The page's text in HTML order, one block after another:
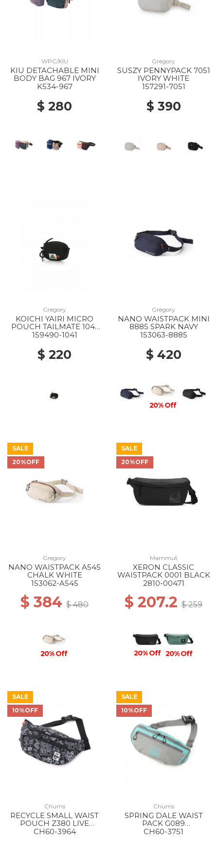
WPC/KIU
KIU DETACHABLE MINI
BODY BAG 967 IVORY
K534-967
$ 280
Gregory
SUSZY PENNYPACK 7051
IVORY WHITE
157291-7051
$ 390
Gregory
KOICHI YAIRI MICRO
POUCH TAILMATE 1041
BLACK
159490-1041
$ 220
Gregory
NANO WAISTPACK MINI
8885 SPARK NAVY
153063-8885
$ 420
20% Off
SALE
20%OFF
Gregory
NANO WAISTPACK A545
CHALK WHITE
153062-A545
$ 384 $ 480
20% Off
SALE
20%OFF
Mammut
XERON CLASSIC
WAISTPACK 0001 BLACK
2810-00471
$ 207.2 $ 259
20% Off 20% Off
SALE
10%OFF
Chums
RECYCLE SMALL WAIST
POUCH Z380 LIVE
HOUSE
CH60-3964
SALE
10%OFF
Chums
SPRING DALE WAIST
PACK G089
GRAY/TURQUOISE
CH60-3751